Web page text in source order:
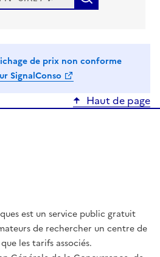
de prix non conforme
SignalConso
Haut de page
est un service public gratuit
de rechercher un centre de
les tarifs associés.